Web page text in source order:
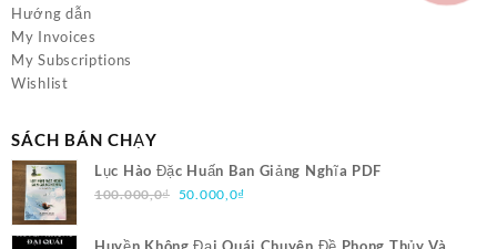
Hướng dẫn
My Invoices
My Subscriptions
Wishlist
SÁCH BÁN CHẠY
Lục Hào Đặc Huấn Ban Giảng Nghĩa PDF
100.000,0₫ Giá
50.000,0₫
tại
Huyền Không Đại Quái Chuyên Đề Phong Thủy Và